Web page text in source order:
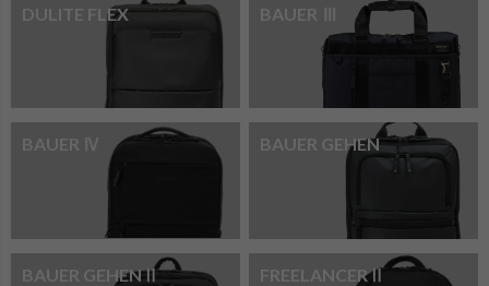
DULITE FLEX BAUER Ⅲ
BAUER Ⅳ BAUER GEHEN
BAUER GEHENⅡ FREELANCERⅡ